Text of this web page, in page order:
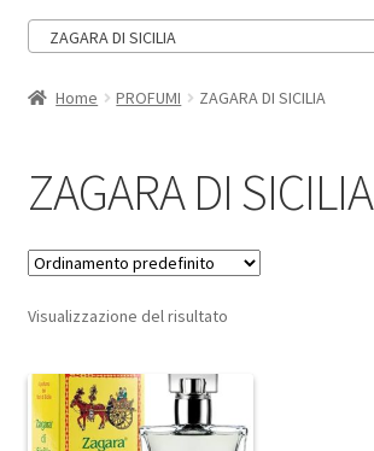
ZAGARA DI SICILIA
Home PROFUMI ZAGARA DI SICILIA
ZAGARA DI SICILIA
Visualizzazione del risultato